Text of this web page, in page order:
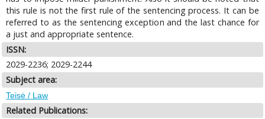
this rule is not the first rule of the sentencing process. It can be
referred to as the sentencing exception and the last chance for
a just and appropriate sentence.
ISSN:
2029-2236; 2029-2244
Subject area:
Teisė / Law
Related Publications: